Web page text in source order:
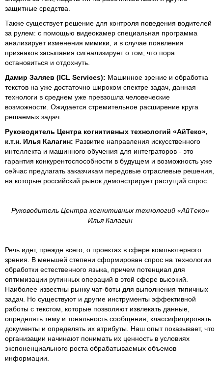
защитные средства.
Также существует решение для контроля поведения водителей
за рулем: с помощью видеокамер специальная программа
анализирует изменения мимики, и в случае появления
признаков засыпания сигнализирует о том, что пора
остановиться и отдохнуть.
Дамир Заляев (ICL Services): Машинное зрение и обработка
текстов на уже достаточно широком спектре задач, данная
технологи в среднем уже превзошла человеческие
возможности. Ожидается стремительное расширение круга
решаемых задач.
Руководитель Центра когнитивных технологий «АйТеко»,
к.т.н. Илья Калагин: Развитие направления искусственного
интеллекта и машинного обучения для интеграторов - это
гарантия конкурентоспособности в будущем и возможность уже
сейчас предлагать заказчикам передовые отраслевые решения,
на которые российский рынок демонстрирует растущий спрос.
Руководитель Центра когнитивных технологий «АйТеко»
Илья Калагин
Речь идет, прежде всего, о проектах в сфере компьютерного
зрения. В меньшей степени сформирован спрос на технологии
обработки естественного языка, причем потенциал для
оптимизации рутинных операций в этой сфере высокий.
Наиболее известны рынку чат-боты для выполнения типичных
задач. Но существуют и другие инструменты эффективной
работы с текстом, которые позволяют извлекать данные,
определять тему и тональность сообщения, классифицировать
документы и определять их атрибуты. Наш опыт показывает, что
организации начинают понимать их ценность в условиях
экспоненциального роста обрабатываемых объемов
информации.